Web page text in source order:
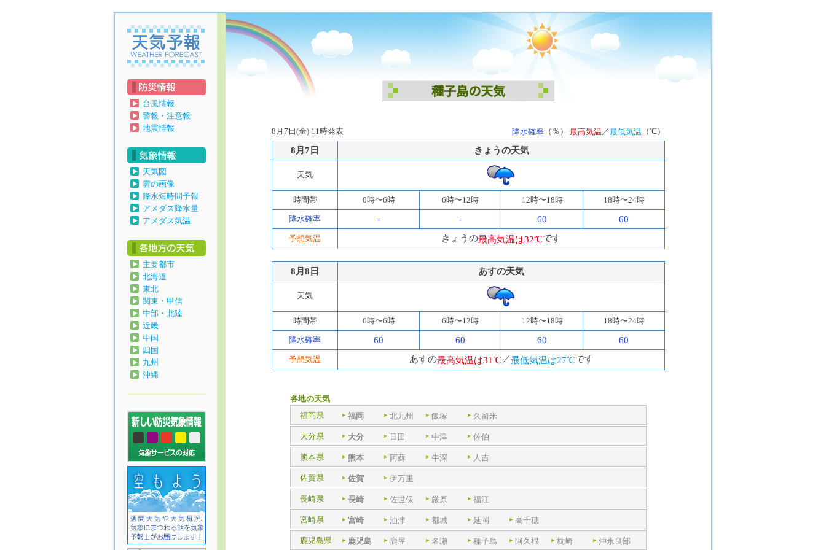
天気予報
台風情報
警報・注意報
地震情報
天気図
雲の画像
降水短時間予報
アメダス降水量
アメダス気温
主要都市
北海道
東北
関東・甲信
中部・北陸
近畿
中国
四国
九州
沖縄
種子島の天気
8月7日(金) 11時発表 降水確率 （％） 最高気温 ／最低気温 （℃）
8月7日 きょうの天気
天気
時間帯 0時〜6時 6時〜12時 12時〜18時 18時〜24時
降水確率 - - 60 60
予想気温 きょうの最高気温は32℃です
8月8日 あすの天気
天気
時間帯 0時〜6時 6時〜12時 12時〜18時 18時〜24時
降水確率 60 60 60 60
予想気温 あすの最高気温は31℃ ／最低気温は27℃です
各地の天気
福岡県
福岡 北九州 飯塚 久留米
大分県 大分 日田 中津 佐伯
熊本県 熊本 阿蘇 牛深 人吉
佐賀県 佐賀 伊万里
長崎県 長崎 佐世保 厳原 福江
宮崎県 宮崎 油津 都城 延岡 高千穂
鹿児島県 鹿児島 鹿屋 名瀬 種子島 阿久根 枕崎 沖永良部